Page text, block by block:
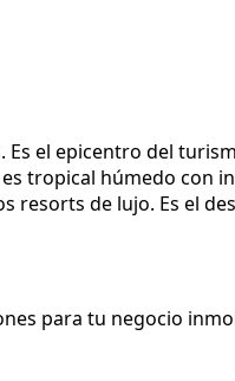
el epicentro del
tropical húmedo con
resorts de lujo. Es el
para tu negocio